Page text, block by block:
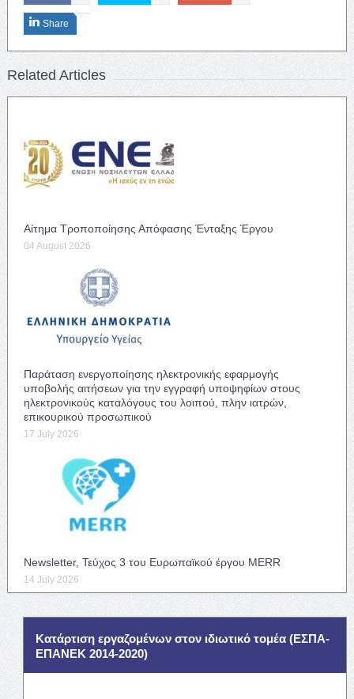
Share
Related Articles
Αίτημα Τροποποίησης Απόφασης Ένταξης Έργου
04 August 2026
Παράταση ενεργοποίησης ηλεκτρονικής εφαρμογής
υποβολής αιτήσεων για την εγγραφή υποψηφίων στους
ηλεκτρονικούς καταλόγους του λοιπού, πλην ιατρών,
επικουρικού προσωπικού
17 July 2026
Newsletter, Τεύχος 3 του Ευρωπαϊκού έργου MERR
14 July 2026
Κατάρτιση εργαζομένων στον ιδιωτικό τομέα (ΕΣΠΑ-
ΕΠΑΝΕΚ 2014-2020)